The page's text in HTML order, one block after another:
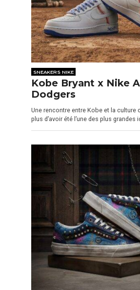
SNEAKERS NIKE
Kobe Bryant x Nike
Dodgers
Une rencontre entre Kobe et la culture
plus d’avoir été l’une des plus grandes